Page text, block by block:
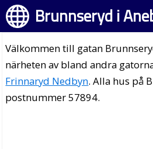
Brunnseryd i
Välkommen till gatan
närheten av bland andra
Frinnaryd Nedbyn. Alla hus på
postnummer 57894.